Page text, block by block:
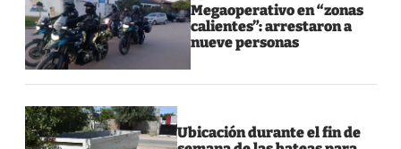
Megaoperativo en “zonas
calientes”: arrestaron a
nueve personas
Ubicación durante el fin de